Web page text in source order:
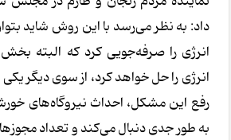
انرژی را صرفه‌جویی کرد که البته بخش
انرژی را حل خواهد کرد، از سوی دیگر
رفع این مشکل، احداث نیروگاه‌های
به طور جدی دنبال می‌کند و تعداد